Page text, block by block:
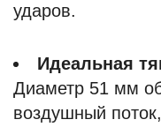
ударов.
Идеальная
Диаметр 51 мм
воздушный